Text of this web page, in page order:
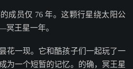
成员仅 76 年。这颗行星绕太阳公
王星一年。
花一现。它和酷孩子们一起玩了一
为一个短暂的记忆。的确，冥王星